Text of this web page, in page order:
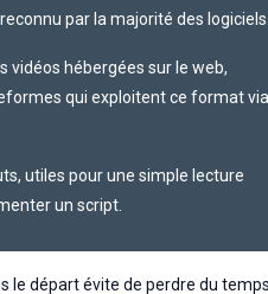
par la majorité des
vidéos hébergées sur le web,
qui exploitent ce format via
utiles pour une simple lecture
un script.
le départ évite de perdre du